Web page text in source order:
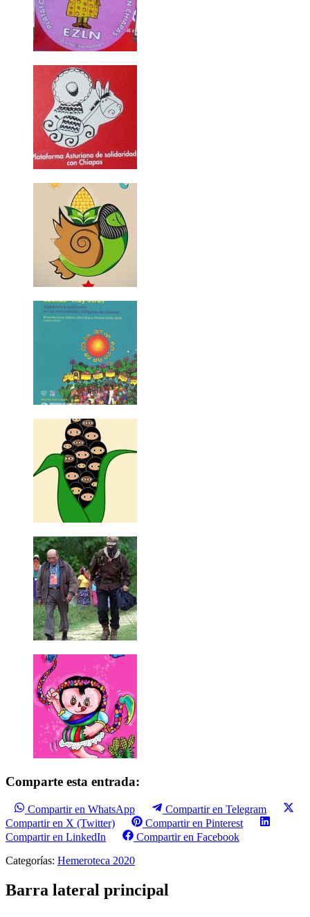
Comparte esta entrada:
Compartir en WhatsApp
Compartir en Telegram
Compartir en X (Twitter)
Compartir en Pinterest
Compartir en LinkedIn
Compartir en Facebook
Categorías: Hemeroteca 2020
Barra lateral principal